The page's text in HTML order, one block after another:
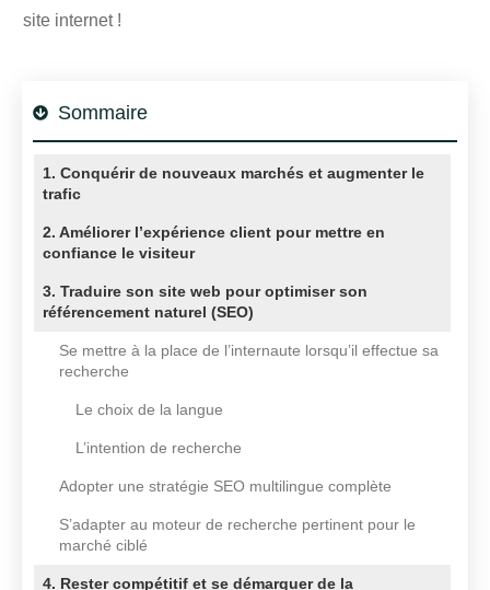
site internet !
Sommaire
1. Conquérir de nouveaux marchés et augmenter le
trafic
2. Améliorer l’expérience client pour mettre en
confiance le visiteur
3. Traduire son site web pour optimiser son
référencement naturel (SEO)
Se mettre à la place de l’internaute lorsqu’il effectue sa
recherche
Le choix de la langue
L’intention de recherche
Adopter une stratégie SEO multilingue complète
S’adapter au moteur de recherche pertinent pour le
marché ciblé
4. Rester compétitif et se démarquer de la